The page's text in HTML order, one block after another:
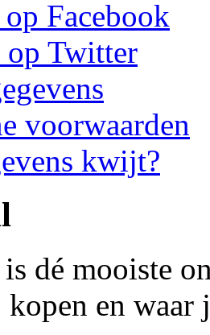
Facebook
op Twitter
voorwaarden
kwijt?
is dé mooiste
en waar